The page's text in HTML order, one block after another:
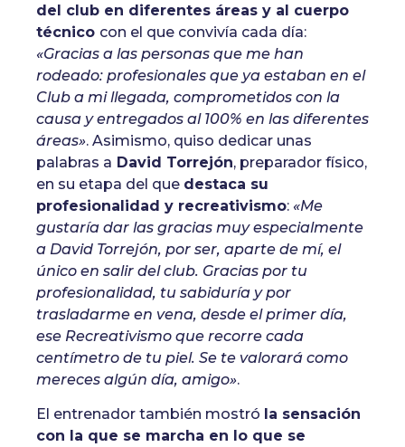
del club en diferentes áreas y al cuerpo
técnico con el que convivía cada día:
«Gracias a las personas que me han
rodeado: profesionales que ya estaban en el
Club a mi llegada, comprometidos con la
causa y entregados al 100% en las diferentes
áreas». Asimismo, quiso dedicar unas
palabras a David Torrejón, preparador físico,
en su etapa del que destaca su
profesionalidad y recreativismo: «Me
gustaría dar las gracias muy especialmente
a David Torrejón, por ser, aparte de mí, el
único en salir del club. Gracias por tu
profesionalidad, tu sabiduría y por
trasladarme en vena, desde el primer día,
ese Recreativismo que recorre cada
centímetro de tu piel. Se te valorará como
mereces algún día, amigo».
El entrenador también mostró la sensación
con la que se marcha en lo que se